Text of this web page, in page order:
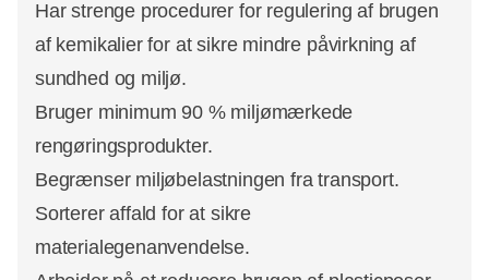
Har strenge procedurer for regulering af brugen
af kemikalier for at sikre mindre påvirkning af
sundhed og miljø.
Bruger minimum 90 % miljømærkede
rengøringsprodukter.
Begrænser miljøbelastningen fra transport.
Sorterer affald for at sikre
materialegenanvendelse.